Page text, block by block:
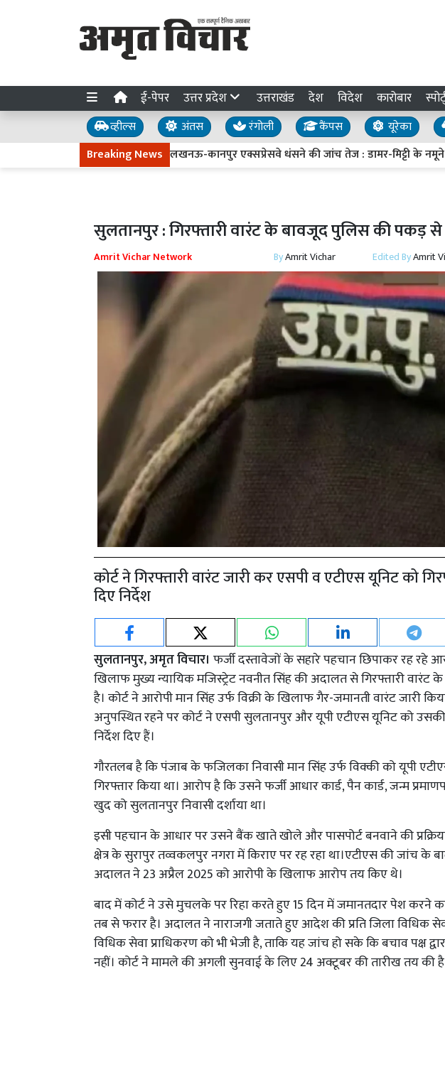
ई-पेपर उत्तर प्रदेश उत्तराखंड देश विदेश कारोबार
व्हील्स अंतस रंगोली कैंपस यूरेका
Breaking Newsलखनऊ-कानपुर एक्सप्रेसवे धंसने की जांच तेज : डामर-मिट्टी के नमूने लिए,
सुलतानपुर : गिरफ्तारी वारंट के बावजूद पुलिस की पकड़
Amrit Vichar Network ByAmrit Vichar Edited ByAmrit
कोर्ट ने गिरफ्तारी वारंट जारी कर एसपी व एटीएस यूनिट को
दिए निर्देश
सुलतानपुर, अमृत विचार। फर्जी दस्तावेजों के सहारे पहचान छिपाकर रह रहे
खिलाफ मुख्य न्यायिक मजिस्ट्रेट नवनीत सिंह की अदालत से गिरफ्तारी
है। कोर्ट ने आरोपी मान सिंह उर्फ विक्री के खिलाफ गैर-जमानती वारंट जारी
अनुपस्थित रहने पर कोर्ट ने एसपी सुलतानपुर और यूपी एटीएस यूनिट को उसकी
निर्देश दिए हैं।
गौरतलब है कि पंजाब के फजिलका निवासी मान सिंह उर्फ विक्की को यूपी
गिरफ्तार किया था। आरोप है कि उसने फर्जी आधार कार्ड, पैन कार्ड, जन्म
खुद को सुलतानपुर निवासी दर्शाया था।
इसी पहचान के आधार पर उसने बैंक खाते खोले और पासपोर्ट बनवाने की
क्षेत्र के सुरापुर तव्वकलपुर नगरा में किराए पर रह रहा था।एटीएस की जांच के
अदालत ने 23 अप्रैल 2025 को आरोपी के खिलाफ आरोप तय किए थे।
बाद में कोर्ट ने उसे मुचलके पर रिहा करते हुए 15 दिन में जमानतदार पेश करने
तब से फरार है। अदालत ने नाराजगी जताते हुए आदेश की प्रति जिला विधिक
विधिक सेवा प्राधिकरण को भी भेजी है, ताकि यह जांच हो सके कि बचाव पक्ष
नहीं। कोर्ट ने मामले की अगली सुनवाई के लिए 24 अक्टूबर की तारीख तय की